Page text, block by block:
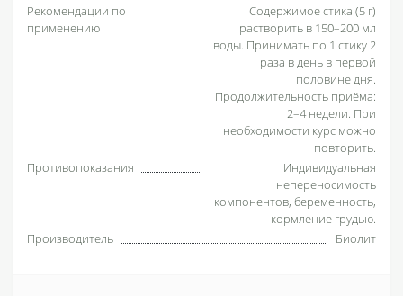
Рекомендации по
применению
Содержимое стика (5 г)
растворить в 150–200 мл
воды. Принимать по 1 стику 2
раза в день в первой
половине дня.
Продолжительность приёма:
2–4 недели. При
необходимости курс можно
повторить.
Противопоказания
Индивидуальная
непереносимость
компонентов, беременность,
кормление грудью.
Производитель
Биолит